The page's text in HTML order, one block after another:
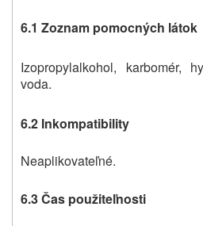
6.1 Zoznam pomocných látok
Izopropylalkohol, karbomér,
voda.
6.2 Inkompatibility
Neaplikovateľné.
6.3 Čas použiteľnosti